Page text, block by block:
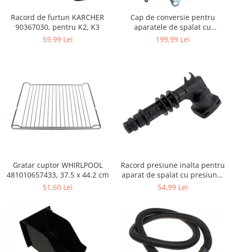
Jucarii si Jocuri
Maternitate
Castroane si adapatori animale
Igiena animale de companie
Mobila si transport animale de
companie
Componente PC
Desktop PC & Monitoare
Imprimante, Scanere &
Consumabile
Periferice PC
Retelistica & Supraveghere
Servere, Componente & UPS
Racord de furtun KARCHER
90367030, pentru K2, K3
59,99 Lei
Cap de conversie pentru
aparatele de spalat cu
presiune KARCHER K
199,99 Lei
Gratar cuptor WHIRLPOOL
481010657433, 37.5 x 44.2 cm
51,60 Lei
Racord presiune inalta pentru
aparat de spalat cu presiune,
KARCHER 9.013-355.0, K4/K5
54,99 Lei